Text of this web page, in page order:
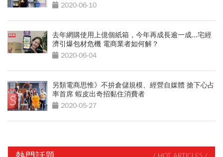
2020-06-10
去年網購使用上億個紙箱，今年再成長逾一成...宅經
濟引爆包材危機 電商業者如何解？
2020-06-04
另類電商思惟》不拚倉儲規模、經營自媒體 搶下心占
率首席 蝦皮出奇招黏住消費者
2020-05-27